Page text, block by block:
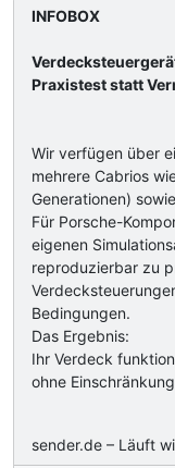
INFOBOX
Praxistest statt
Wir verfügen über
mehrere Cabrios
Generationen)
Für Porsche-
eigenen
reproduzierbar zu
Bedingungen.
Das Ergebnis:
Ihr Verdeck
ohne
sender.de – Läuft